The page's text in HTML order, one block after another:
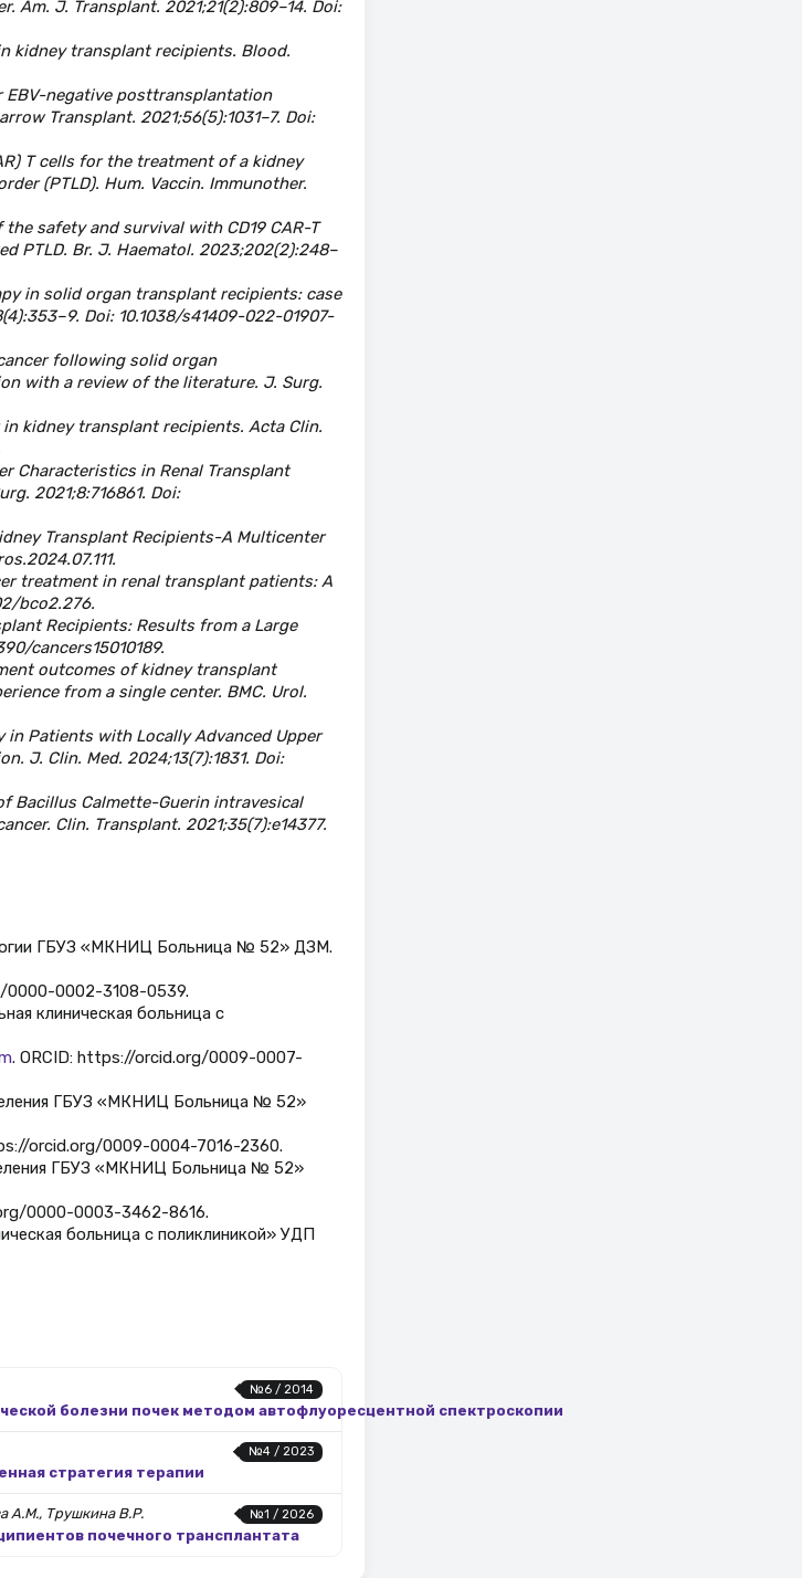
J. Transplant. 2021;21(2):809–14. Doi:
kidney transplant recipients. Blood.
EBV-negative posttransplantation
Transplant. 2021;56(5):1031–7. Doi:
T cells for the treatment of a kidney
(PTLD). Hum. Vaccin. Immunother.
safety and survival with CD19 CAR-T
PTLD. Br. J. Haematol. 2023;202(2):248–
in solid organ transplant recipients: case
Doi: 10.1038/s41409-022-01907-
following solid organ
with a review of the literature. J. Surg.
kidney transplant recipients. Acta Clin.
Characteristics in Renal Transplant
2021;8:716861. Doi:
Transplant Recipients-A Multicenter
treatment in renal transplant patients: A
bco2.276.
Recipients: Results from a Large
cancers15010189.
outcomes of kidney transplant
from a single center. BMC. Urol.
in Patients with Locally Advanced Upper
J. Clin. Med. 2024;13(7):1831. Doi:
Bacillus Calmette-Guerin intravesical
Clin. Transplant. 2021;35(7):e14377.
ГБУЗ «МКНИЦ Больница № 52» ДЗМ.
0000-0002-3108-0539.
клиническая больница с
. ORCID: https://orcid.org/0009-0007-
ГБУЗ «МКНИЦ Больница № 52»
orcid.org/0009-0004-7016-2360.
ГБУЗ «МКНИЦ Больница № 52»
0000-0003-3462-8616.
больница с поликлиникой» УДП
№6 / 2014
болезни почек методом автофлуоресцентной спектроскопии
№4 / 2023
стратегия терапии
№1 / 2026
А.М., Трушкина В.Р.
почечного трансплантата